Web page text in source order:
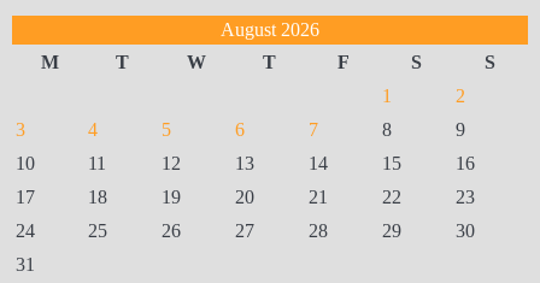
August 2026
M
T W T F S
S
1
2
3
4 5 6 7 8
9
10
11 12 13 14 15
16
17
18 19 20 21 22
23
24
25 26 27 28 29
30
31